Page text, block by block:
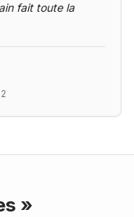
fait toute la
»